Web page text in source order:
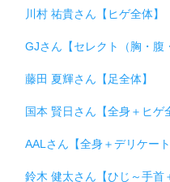
川村 祐貴さん【ヒゲ全体】
GJさん【セレクト（胸・腹
藤田 夏輝さん【足全体】
国本 賢日さん【全身＋ヒゲ
AALさん【全身＋デリケート
鈴木 健太さん【ひじ～手首